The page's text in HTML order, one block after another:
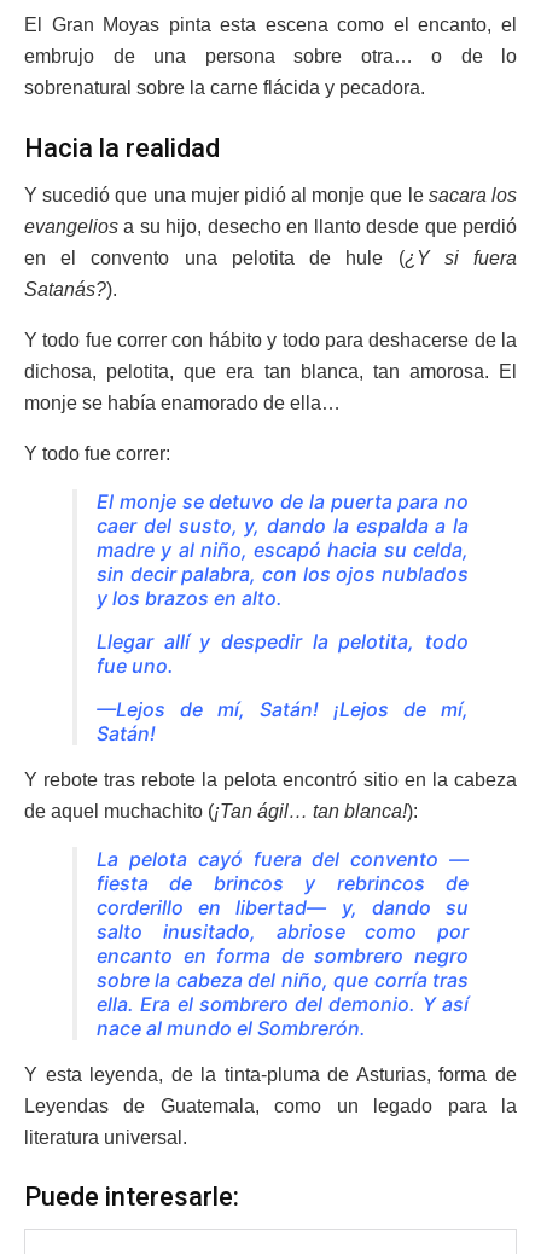
El Gran Moyas pinta esta escena como el encanto, el
embrujo de una persona sobre otra… o de lo
sobrenatural sobre la carne flácida y pecadora.
Hacia la realidad
Y sucedió que una mujer pidió al monje que le sacara los
evangelios a su hijo, desecho en llanto desde que perdió
en el convento una pelotita de hule (¿Y si fuera
Satanás?).
Y todo fue correr con hábito y todo para deshacerse de la
dichosa, pelotita, que era tan blanca, tan amorosa. El
monje se había enamorado de ella…
Y todo fue correr:
El monje se detuvo de la puerta para no
caer del susto, y, dando la espalda a la
madre y al niño, escapó hacia su celda,
sin decir palabra, con los ojos nublados
y los brazos en alto.
Llegar allí y despedir la pelotita, todo
fue uno.
—Lejos de mí, Satán! ¡Lejos de mí,
Satán!
Y rebote tras rebote la pelota encontró sitio en la cabeza
de aquel muchachito (¡Tan ágil… tan blanca!):
La pelota cayó fuera del convento —
fiesta de brincos y rebrincos de
corderillo en libertad— y, dando su
salto inusitado, abriose como por
encanto en forma de sombrero negro
sobre la cabeza del niño, que corría tras
ella. Era el sombrero del demonio. Y así
nace al mundo el Sombrerón.
Y esta leyenda, de la tinta-pluma de Asturias, forma de
Leyendas de Guatemala, como un legado para la
literatura universal.
Puede interesarle: